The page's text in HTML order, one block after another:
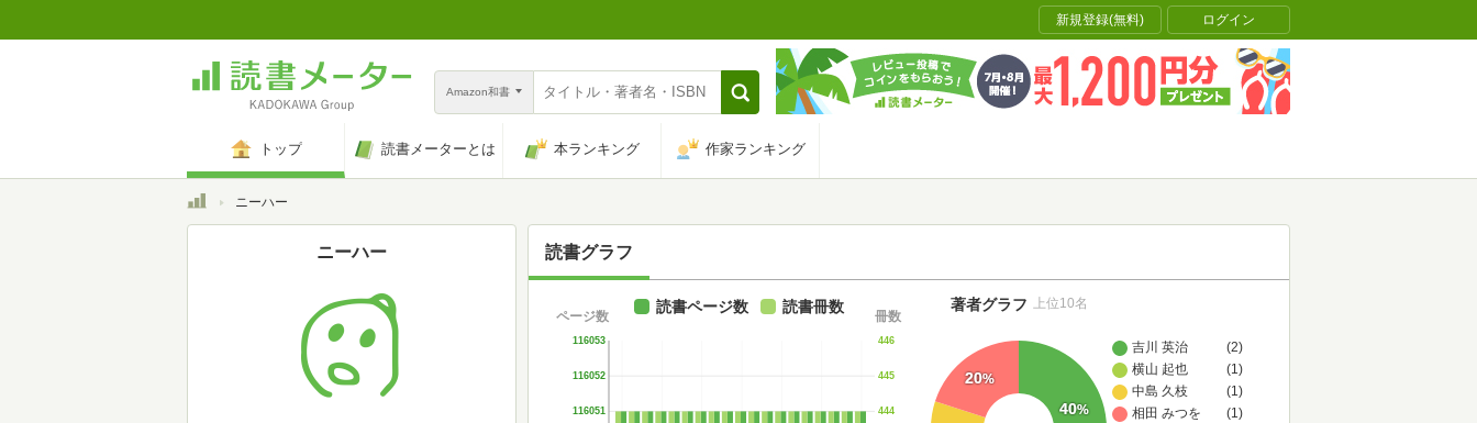
新規登録(無料) ログイン
Amazon和書
トップ 読書メーターとは 本ランキング 作家ランキング
トップニーハー
読書グラフ
116051
116052
116053
ページ数
444
445
446
冊数
読書ページ数 読書冊数
吉川 英治
(2)
横山 起也
(1)
中島 久枝
(1)
相田 みつを
(1)
40%
20%
著者グラフ 上位10名
ニーハー